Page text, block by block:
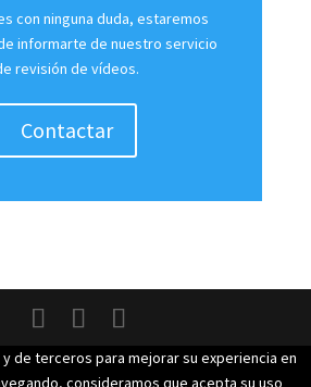
con ninguna duda, estaremos
informarte de nuestro servicio
revisión de vídeos.
Contactar
de terceros para mejorar su experiencia en
consideramos que acepta su uso